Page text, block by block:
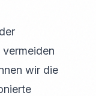
wir die